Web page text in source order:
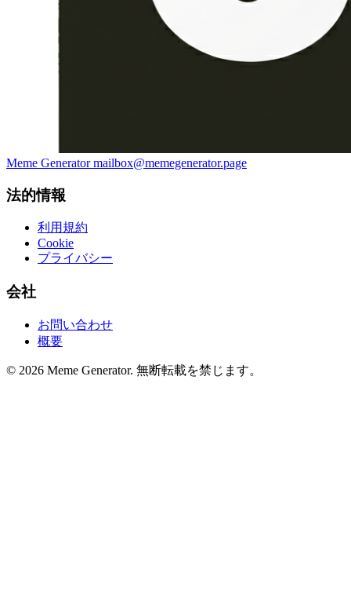
Meme Generatormailbox@memegenerator.page
法的情報
利用規約
Cookie
プライバシー
会社
お問い合わせ
概要
© 2026 Meme Generator. 無断転載を禁じます。